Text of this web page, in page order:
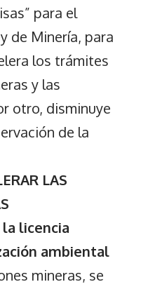
para el
de Minería, para
los trámites
y las
otro, disminuye
de la
LAS
la licencia
ambiental
mineras, se